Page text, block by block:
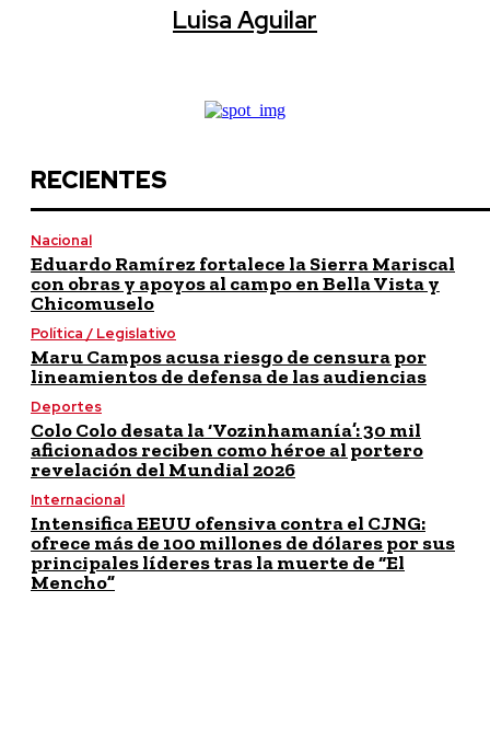
Luisa Aguilar
RECIENTES
Nacional
Eduardo Ramírez fortalece la Sierra Mariscal
con obras y apoyos al campo en Bella Vista y
Chicomuselo
Política / Legislativo
Maru Campos acusa riesgo de censura por
lineamientos de defensa de las audiencias
Deportes
Colo Colo desata la ‘Vozinhamanía’: 30 mil
aficionados reciben como héroe al portero
revelación del Mundial 2026
Internacional
Intensifica EEUU ofensiva contra el CJNG:
ofrece más de 100 millones de dólares por sus
principales líderes tras la muerte de “El
Mencho”